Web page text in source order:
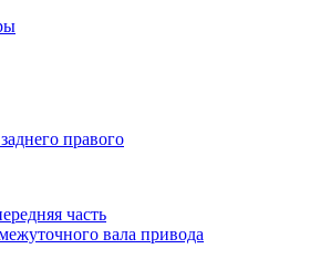
правого
часть
вала привода